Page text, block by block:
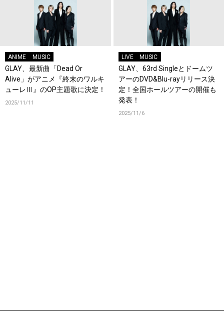
ANIME MUSIC
GLAY、最新曲「Dead Or
Alive」がアニメ『終末のワルキ
ューレⅢ』のOP主題歌に決定！
2025/11/11
LIVE MUSIC
GLAY、63rd Singleとドームツ
アーのDVD&Blu-rayリリース決
定！全国ホールツアーの開催も
発表！
2025/11/6